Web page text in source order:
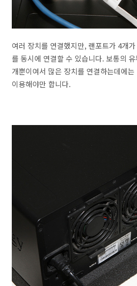
여러 장치를 연결했지만, 랜포트가 4개
를 동시에 연결할 수 있습니다. 보통의
개뿐이여서 많은 장치를 연결하는데에
이용해야만 합니다.